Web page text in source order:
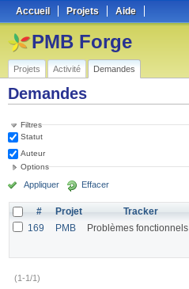
Accueil Projets Aide
PMB Forge
Projets Activité Demandes
Demandes
Filtres
Statut
Auteur
Options
Appliquer Effacer
# Projet Tracker
169
PMB Problèmes fonctionnels
(1-1/1)